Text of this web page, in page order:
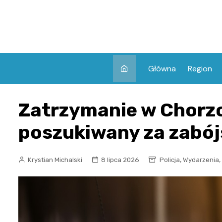
Główna Region
Zatrzymanie w
poszukiwany za
Krystian Michalski 8 lipca 2026 Policja, Wydarzenia,